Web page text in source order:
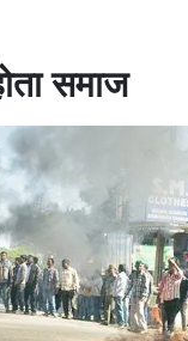
समाज